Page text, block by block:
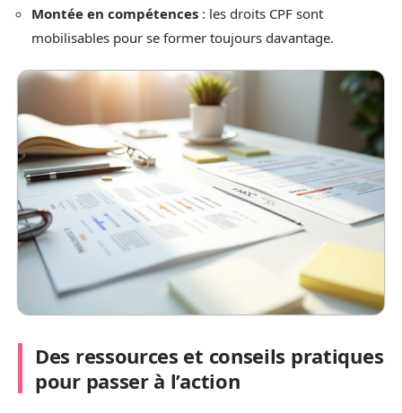
Montée en compétences : les droits CPF sont
mobilisables pour se former toujours davantage.
Des ressources et conseils pratiques
pour passer à l’action